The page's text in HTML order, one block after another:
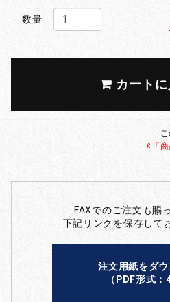
数量
カート
※「商
FAXでのご注文も賜
下記リンクを保存して
注文用紙をダ
（PDF形式：